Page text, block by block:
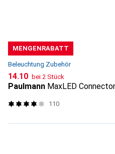
MENGENRABATT
Beleuchtung Zubehör
CHF
14.10 bei 2 Stück
Paulmann MaxLED Connector
110